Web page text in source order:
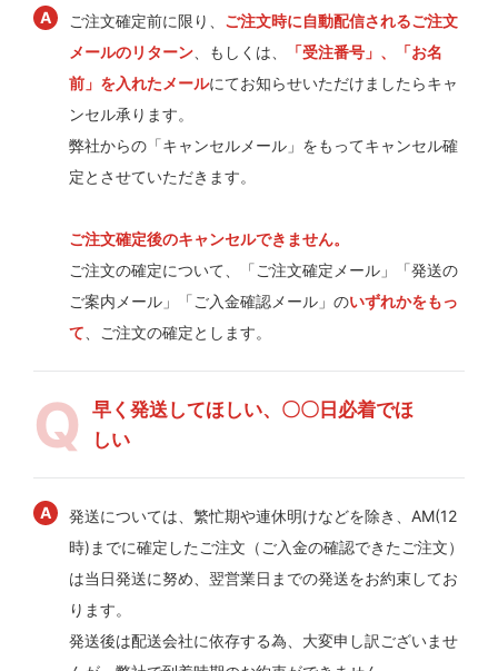
ご注文確定前に限り、 ご注文時に自動配信されるご注文
メールのリターン、もしくは、
「受注番号」、「お名
前」を入れたメールにてお知らせいただけましたらキャ
ンセル承ります。
弊社からの「キャンセルメール」をもってキャンセル確
定とさせていただきます。
ご注文確定後のキャンセルできません。
ご注文の確定について、「ご注文確定メール」「発送の
ご案内メール」「ご入金確認メール」のいずれかをもっ
て、ご注文の確定とします。
早く発送してほしい、〇〇日必着でほ
しい
発送については、繁忙期や連休明けなどを除き、AM(12
時)までに確定したご注文（ご入金の確認できたご注文）
は当日発送に努め、翌営業日までの発送をお約束してお
ります。
発送後は配送会社に依存する為、大変申し訳ございませ